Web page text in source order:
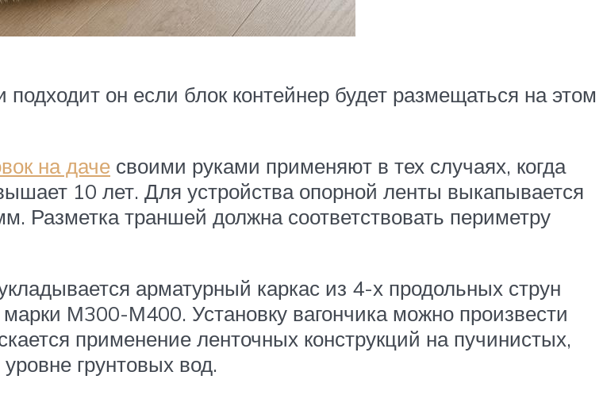
он если блок контейнер будет размещаться на этом
на даче своими руками применяют в тех случаях, когда
10 лет. Для устройства опорной ленты выкапывается
траншей должна соответствовать периметру
арматурный каркас из 4-х продольных струн
М300-М400. Установку вагончика можно произвести
применение ленточных конструкций на пучинистых,
грунтовых вод.